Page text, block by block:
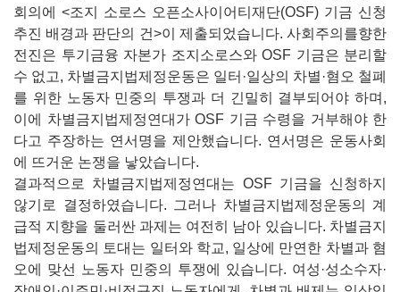
회의에 <조지 소로스 오픈소사이어티재단(OSF) 기금 신청
추진 배경과 판단의 건>이 제출되었습니다. 사회주의를향한
전진은 투기금융 자본가 조지소로스와 OSF 기금은 분리할
수 없고, 차별금지법제정운동은 일터·일상의 차별·혐오 철폐
를 위한 노동자 민중의 투쟁과 더 긴밀히 결부되어야 하며,
이에 차별금지법제정연대가 OSF 기금 수령을 거부해야 한
다고 주장하는 연서명을 제안했습니다. 연서명은 운동사회
에 뜨거운 논쟁을 낳았습니다.
결과적으로 차별금지법제정연대는 OSF 기금을 신청하지
않기로 결정하였습니다. 그러나 차별금지법제정운동의 계
급적 지향을 둘러싼 과제는 여전히 남아 있습니다. 차별금지
법제정운동의 토대는 일터와 학교, 일상에 만연한 차별과 혐
오에 맞선 노동자 민중의 투쟁에 있습니다. 여성·성소수자·